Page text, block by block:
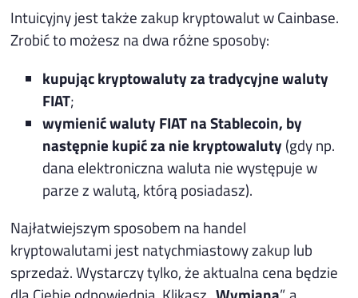
Intuicyjny jest także zakup kryptowalut w Cainbase.
Zrobić to możesz na dwa różne sposoby:
kupując kryptowaluty za tradycyjne waluty
FIAT;
wymienić waluty FIAT na Stablecoin, by
następnie kupić za nie kryptowaluty (gdy np.
dana elektroniczna waluta nie występuje w
parze z walutą, którą posiadasz).
Najłatwiejszym sposobem na handel
kryptowalutami jest natychmiastowy zakup lub
sprzedaż. Wystarczy tylko, że aktualna cena będzie